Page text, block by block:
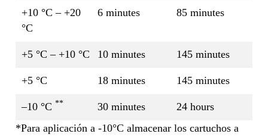
+10 °C – +20
°C
6 minutes 85 minutes
+5 °C – +10 °C 10 minutes 145 minutes
+5 °C 18 minutes 145 minutes
–10 °C ** 30 minutes
24 hours
*Para aplicación a -10°C almacenar los cartuchos a